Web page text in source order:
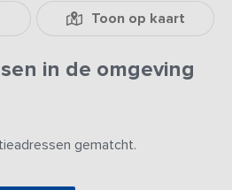
Toon op kaart
in de omgeving
gematcht.